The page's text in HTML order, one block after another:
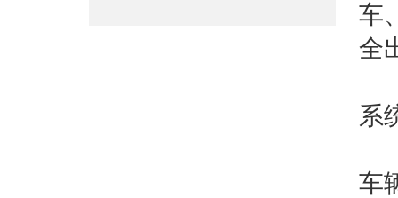
车
全
系
车